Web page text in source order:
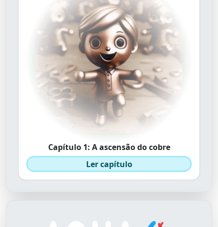
Capítulo 1: A ascensão do cobre
Ler capítulo